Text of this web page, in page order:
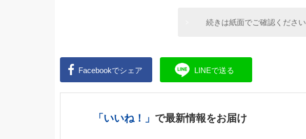
続きは紙面でご確認ください
Facebookでシェア LINEで送る
「いいね！」 で最新情報をお届け